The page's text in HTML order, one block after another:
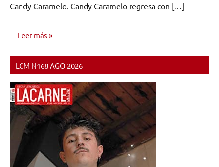
Candy Caramelo. Candy Caramelo regresa con […]
Leer más
NOTICIAS
LCM N168 AGO 2026